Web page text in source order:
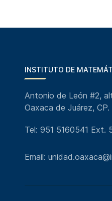
INSTITUTO DE
Antonio de León #2,
Oaxaca de Juárez,
Tel: 951 5160541 Ext.
Email: